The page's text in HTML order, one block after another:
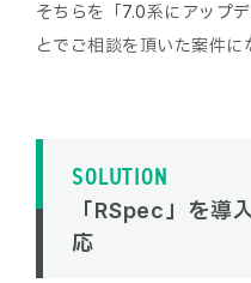
そちらを「7.0系にアップ
SOLUTION
「RSpec」を導
応